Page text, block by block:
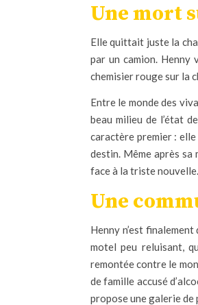
Une mort
Elle quittait juste la
par un camion. Henny
chemisier rouge sur la
Entre le monde des
beau milieu de l’état
caractère premier :
destin. Même après sa
face à la triste nouvelle.
Une
Henny n’est
motel peu reluisant,
remontée contre le
de famille accusé
propose une galerie